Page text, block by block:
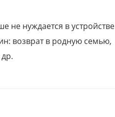
не нуждается в устройстве
возврат в родную семью,